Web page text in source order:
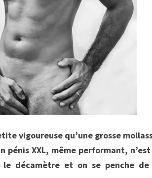
vigoureuse qu’une grosse
pénis XXL, même performant,
décamètre et on se penche